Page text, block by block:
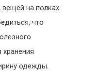
вещей на полках
что
одежды.